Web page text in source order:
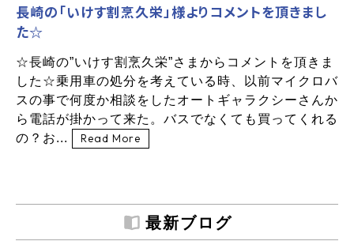
長崎の「いけす割烹久栄」様よりコメントを頂きまし
た☆
☆長崎の”いけす割烹久栄”さまからコメントを頂きま
した☆乗用車の処分を考えている時、以前マイクロバ
スの事で何度か相談をしたオートギャラクシーさんか
ら電話が掛かって来た。バスでなくても買ってくれる
の？お...
Read More
最新ブログ